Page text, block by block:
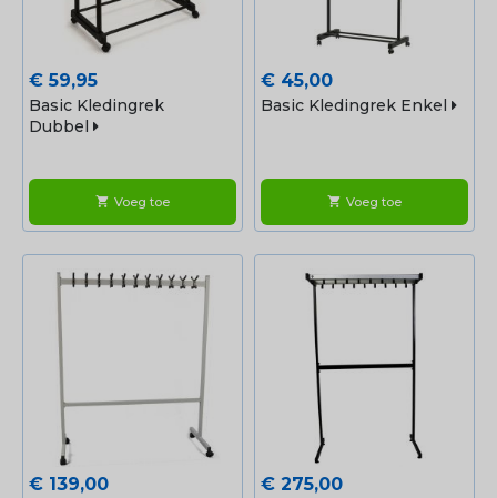
Prijs
€ 59,95
Basic Kledingrek
Dubbel
shopping_cart Voeg toe
Prijs
€ 45,00
Basic Kledingrek Enkel
shopping_cart Voeg toe
Prijs
€ 139,00 Prijs
€ 275,00